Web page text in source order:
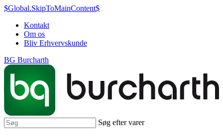
$Global.SkipToMainContent$
Kontakt
Om os
Bliv Erhvervskunde
BG Burcharth
Søg efter varer